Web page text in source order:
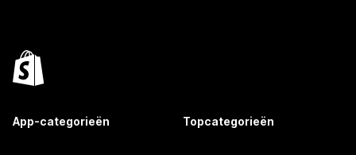
App-categorieën Topcategorieën